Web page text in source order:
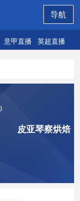
导航
意甲直播 英超直播
皮亚琴察烘焙